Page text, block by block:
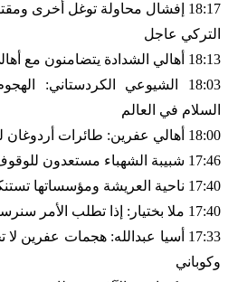
التركي عاجل
18:13 أهالي الشدادة يتضامنون مع أهالي عفرين
18:03 الشيوعي الكردستاني:
السلام في العالم
18:00 أهالي عفرين: طائرات أردوغان لن تكسر إرادتنا
17:46 شبيبة الشهباء مستعدون للوقوف بوجه الاحتلال التركي
17:40 ناحية العريشة ومؤسساتها تستنكر هجمات تركيا على عفرين
17:40 ملا بختيار: إذا تطلب الأمر سنرسل قواتنا إلى عفرين
17:33 أسيا عبدالله: هجمات
وكوباني